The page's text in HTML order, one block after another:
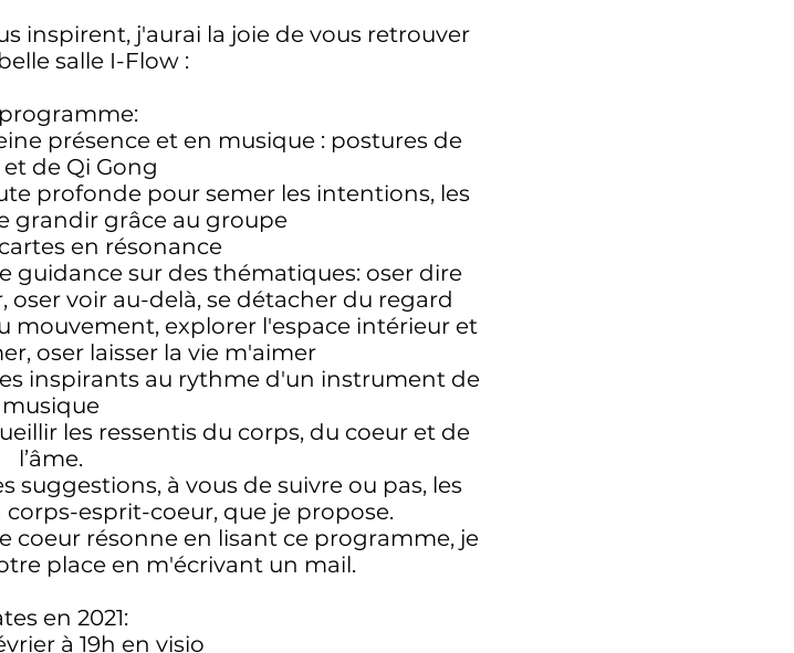
inspirent, j'aurai la joie de vous retrouver
salle I-Flow :
présence et en musique : postures de
de Qi Gong
profonde pour semer les intentions, les
grandir grâce au groupe
en résonance
guidance sur des thématiques: oser dire
oser voir au-delà, se détacher du regard
mouvement, explorer l'espace intérieur et
oser laisser la vie m'aimer
inspirants au rythme d'un instrument de
musique
les ressentis du corps, du coeur et de
l’âme.
suggestions, à vous de suivre ou pas, les
esprit-coeur, que je propose.
coeur résonne en lisant ce programme, je
place en m'écrivant un mail.
en 2021:
à 19h en visio